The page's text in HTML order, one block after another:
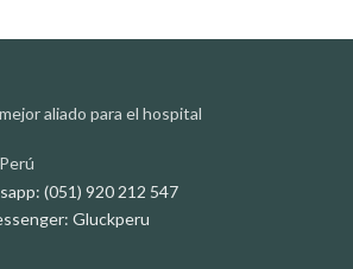
aliado para el hospital
(051) 920 212 547
Gluckperu